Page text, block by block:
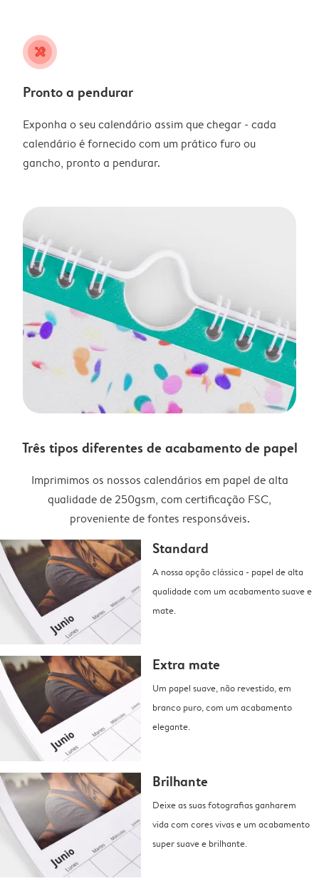
tools
Pronto a pendurar
Exponha o seu calendário assim que chegar - cada
calendário é fornecido com um prático furo ou
gancho, pronto a pendurar.
Três tipos diferentes de acabamento de papel
Imprimimos os nossos calendários em papel de alta
qualidade de 250gsm, com certificação FSC,
proveniente de fontes responsáveis.
Standard
A nossa opção clássica - papel de alta
qualidade com um acabamento suave e
mate.
Extra mate
Um papel suave, não revestido, em
branco puro, com um acabamento
elegante.
Brilhante
Deixe as suas fotografias ganharem
vida com cores vivas e um acabamento
super suave e brilhante.